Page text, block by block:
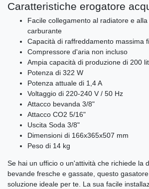
Caratteristiche erogatore
Facile collegamento al radiatore e
carburante
Capacità di raffreddamento massima
Compressore d'aria non incluso
Ampia capacità di produzione di 200
Potenza di 322 W
Potenza attuale di 1,4 A
Voltaggio di 220-240 V / 50 Hz
Attacco bevanda 3/8"
Attacco CO2 5/16"
Uscita Soda 3/8"
Dimensioni di 166x365x507 mm
Peso di 14 kg
Se hai un ufficio o un'attività che richiede la
bevande fresche e gassate, questo
soluzione ideale per te. La sua facile